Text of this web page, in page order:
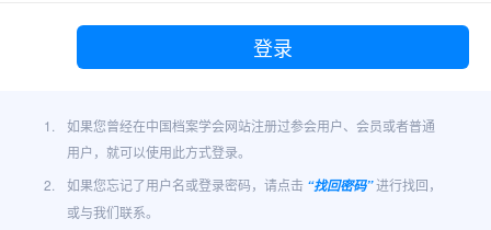
1.
如果您曾经在中国档案学会网站注册过参会用户、会员或者普通
用户，就可以使用此方式登录。
2.
如果您忘记了用户名或登录密码，请点击 “找回密码”进行找回，
或与我们联系。